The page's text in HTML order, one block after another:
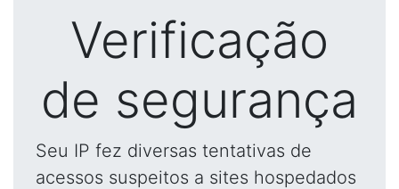
Verificação
de segurança
Seu IP fez diversas tentativas de
acessos suspeitos a sites hospedados